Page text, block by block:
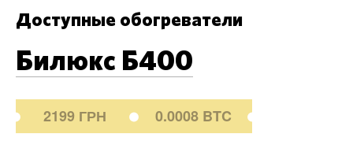
Доступные обогреватели
Билюкс Б400
2199 ГРН
0.0008 BTC